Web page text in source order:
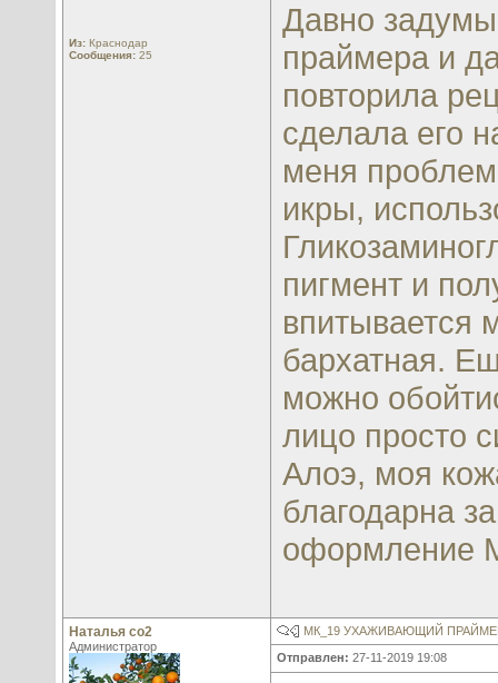
Из: Краснодар
Сообщения: 25
Давно
праймера и
повторила
сделала его
меня
икры,
пигмент и
впитывается
бархатная.
можно
лицо просто
Алоэ, моя
благодарна
оформление
Наталья со2
Администратор
МК_19 УХАЖИВАЮЩИЙ
Отправлен: 27-11-2019 19:08